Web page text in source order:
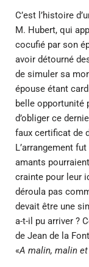
C’est l’histoire
M. Hubert, qui
cocufié par son
avoir détourné
de simuler sa
épouse étant
belle opportunité
d’obliger ce
faux certificat de
L’arrangement
amants
crainte pour leur
déroula pas
devait être une
a-t-il pu arriver ?
de Jean de la
«A malin, malin